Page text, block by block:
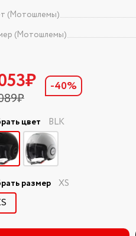
(Мотошлемы)
(Мотошлемы)
-40%
цвет BLK
размер XS